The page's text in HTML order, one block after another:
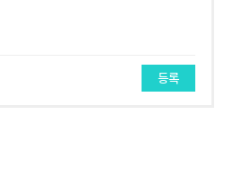
등록